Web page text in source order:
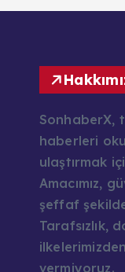
SonhaberX,
haberleri
ulaştırmak
Amacımız,
şeffaf
Tarafsızlık,
vermiyoruz.